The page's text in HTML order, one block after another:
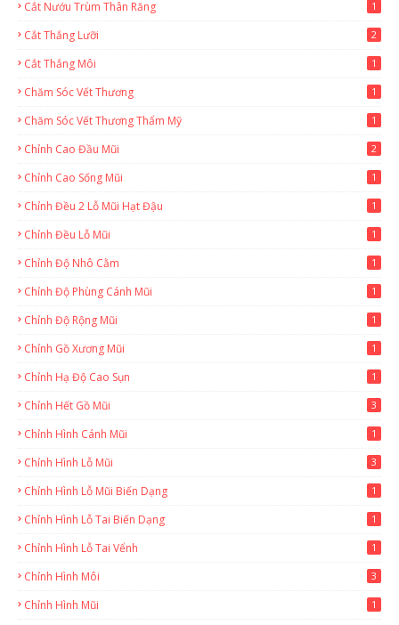
Cắt Nướu Trùm Thân Răng 1
Cắt Thắng Lưỡi 2
Cắt Thắng Môi 1
Chăm Sóc Vết Thương 1
Chăm Sóc Vết Thương Thẩm Mỹ 1
Chỉnh Cao Đầu Mũi 2
Chỉnh Cao Sống Mũi 1
Chỉnh Đều 2 Lỗ Mũi Hạt Đậu 1
Chỉnh Đều Lỗ Mũi 1
Chỉnh Độ Nhô Cằm 1
Chỉnh Độ Phùng Cánh Mũi 1
Chỉnh Độ Rộng Mũi 1
Chỉnh Gồ Xương Mũi 1
Chỉnh Hạ Độ Cao Sụn 1
Chỉnh Hết Gồ Mũi 3
Chỉnh Hình Cánh Mũi 1
Chỉnh Hình Lỗ Mũi 3
Chỉnh Hình Lỗ Mũi Biến Dạng 1
Chỉnh Hình Lỗ Tai Biến Dạng 1
Chỉnh Hình Lỗ Tai Vểnh 1
Chỉnh Hình Môi 3
Chỉnh Hình Mũi 1